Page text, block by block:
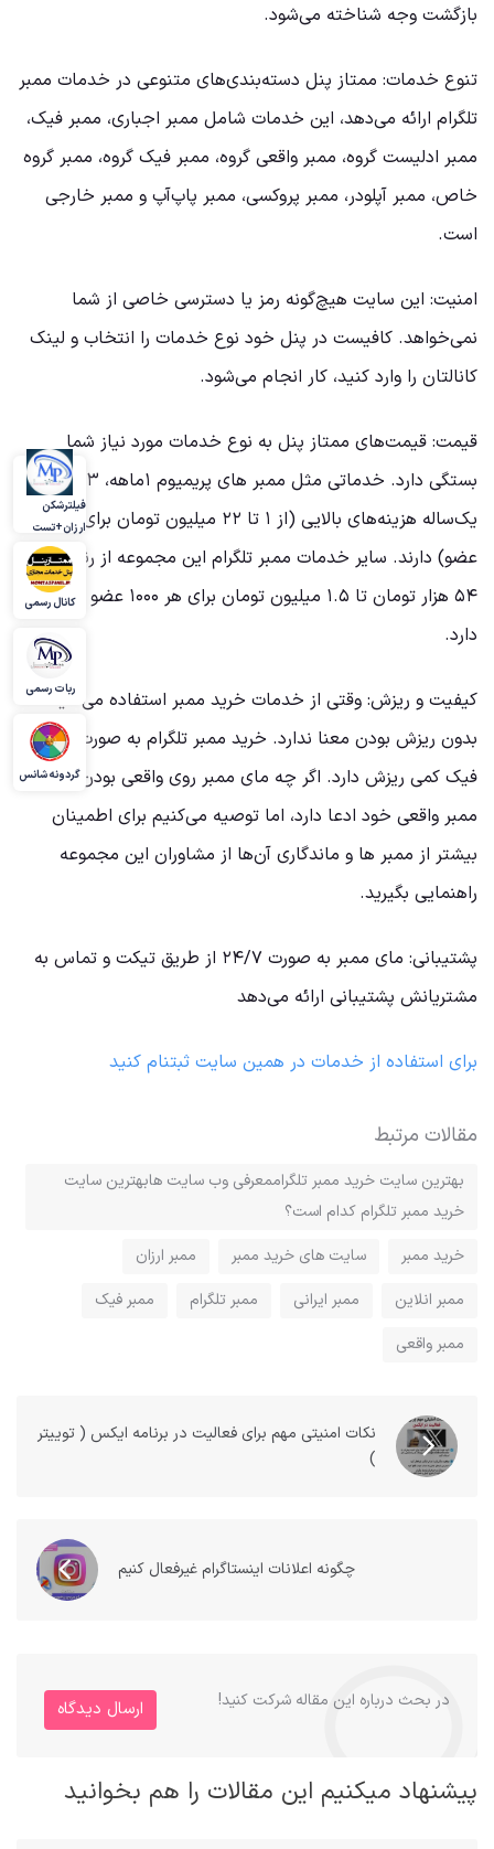
بازگشت وجه شناخته می‌شود.
تنوع خدمات: ممتاز پنل دسته‌بندی‌های متنوعی در خدمات ممبر
تلگرام ارائه می‌دهد، این خدمات شامل ممبر اجباری، ممبر فیک،
ممبر ادلیست گروه، ممبر واقعی گروه، ممبر فیک گروه، ممبر گروه
خاص، ممبر آپلودر، ممبر پروکسی، ممبر پاپ‌آپ و ممبر خارجی
است.
امنیت: این سایت هیچ‌گونه رمز یا دسترسی خاصی از شما
نمی‌خواهد. کافیست در پنل خود نوع خدمات را انتخاب و لینک
کانالتان را وارد کنید، کار انجام می‌شود.
قیمت: قیمت‌های ممتاز پنل به نوع خدمات مورد نیاز شما
بستگی دارد. خدماتی مثل ممبر های پریمیوم ۱ماهه، ۳ماهه و
یک‌ساله هزینه‌های بالایی (از ۱ تا ۲۲ میلیون تومان برای ۱۰۰۰
عضو) دارند. سایر خدمات ممبر تلگرام این مجموعه از رنج قیمتی
۵۴ هزار تومان تا ۱.۵ میلیون تومان برای هر ۱۰۰۰ عضو قیمت
دارد.
کیفیت و ریزش: وقتی از خدمات خرید ممبر استفاده می‌کنید،
بدون ریزش بودن معنا ندارد. خرید ممبر تلگرام به صورت واقعی و
فیک کمی ریزش دارد. اگر چه مای ممبر روی واقعی بودن خدمات
ممبر واقعی خود ادعا دارد، اما توصیه می‌کنیم برای اطمینان
بیشتر از ممبر ها و ماندگاری آن‌ها از مشاوران این مجموعه
راهنمایی بگیرید.
پشتیبانی: مای ممبر به صورت ۲۴/۷ از طریق تیکت و تماس به
مشتریانش پشتیبانی ارائه می‌دهد
برای استفاده از خدمات در همین سایت ثبتنام کنید
مقالات مرتبط
بهترین سایت‌ خرید ممبر تلگراممعرفی وب سایت هابهترین سایت‌
خرید ممبر تلگرام کدام‌ است؟
خرید ممبر
سایت های خرید ممبر
ممبر ارزان
ممبر انلاین
ممبر ایرانی ممبر تلگرام
ممبر فیک
ممبر واقعی
نکات امنیتی مهم برای فعالیت در برنامه ایکس ( توییتر
)
چگونه اعلانات اینستاگرام غیرفعال کنیم
در بحث درباره این مقاله شرکت کنید! ارسال دیدگاه
پیشنهاد میکنیم این مقالات را هم بخوانید
فیلترشکن
ارزان+تست
کانال رسمی
ربات رسمی
گردونه شانس